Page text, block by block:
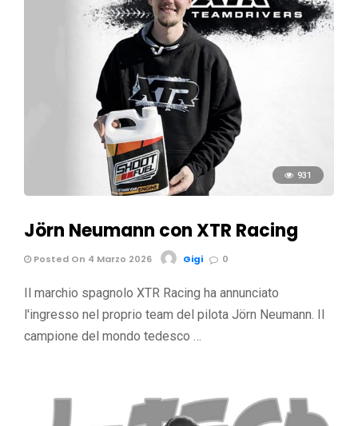
931
Jörn Neumann con XTR Racing
Posted On 4 Marzo 2026 Gigi 0
Il marchio spagnolo XTR Racing ha annunciato
l'ingresso nel proprio team del pilota Jörn Neumann. Il
campione del mondo tedesco …